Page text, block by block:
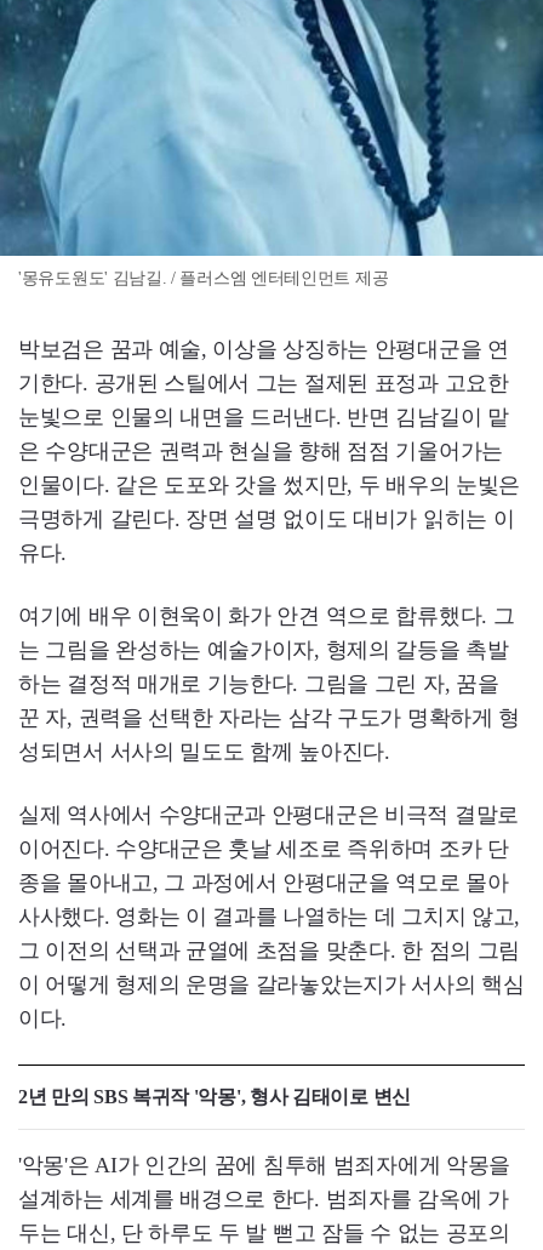
'몽유도원도' 김남길. / 플러스엠 엔터테인먼트 제공
박보검은 꿈과 예술, 이상을 상징하는 안평대군을 연
기한다. 공개된 스틸에서 그는 절제된 표정과 고요한
눈빛으로 인물의 내면을 드러낸다. 반면 김남길이 맡
은 수양대군은 권력과 현실을 향해 점점 기울어가는
인물이다. 같은 도포와 갓을 썼지만, 두 배우의 눈빛은
극명하게 갈린다. 장면 설명 없이도 대비가 읽히는 이
유다.
여기에 배우 이현욱이 화가 안견 역으로 합류했다. 그
는 그림을 완성하는 예술가이자, 형제의 갈등을 촉발
하는 결정적 매개로 기능한다. 그림을 그린 자, 꿈을
꾼 자, 권력을 선택한 자라는 삼각 구도가 명확하게 형
성되면서 서사의 밀도도 함께 높아진다.
실제 역사에서 수양대군과 안평대군은 비극적 결말로
이어진다. 수양대군은 훗날 세조로 즉위하며 조카 단
종을 몰아내고, 그 과정에서 안평대군을 역모로 몰아
사사했다. 영화는 이 결과를 나열하는 데 그치지 않고,
그 이전의 선택과 균열에 초점을 맞춘다. 한 점의 그림
이 어떻게 형제의 운명을 갈라놓았는지가 서사의 핵심
이다.
2년 만의 SBS 복귀작 '악몽', 형사 김태이로 변신
'악몽'은 AI가 인간의 꿈에 침투해 범죄자에게 악몽을
설계하는 세계를 배경으로 한다. 범죄자를 감옥에 가
두는 대신, 단 하루도 두 발 뻗고 잠들 수 없는 공포의